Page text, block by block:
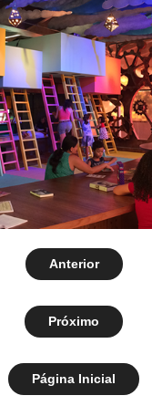
Anterior
Próximo
Página Inicial